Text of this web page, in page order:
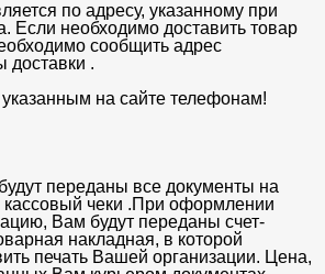
по адресу, указанному при
Если необходимо доставить товар
сообщить адрес
.
на сайте телефонам!
переданы все документы на
кассовый чеки .При оформлении
Вам будут переданы счет-
накладная, в которой
печать Вашей организации. Цена,